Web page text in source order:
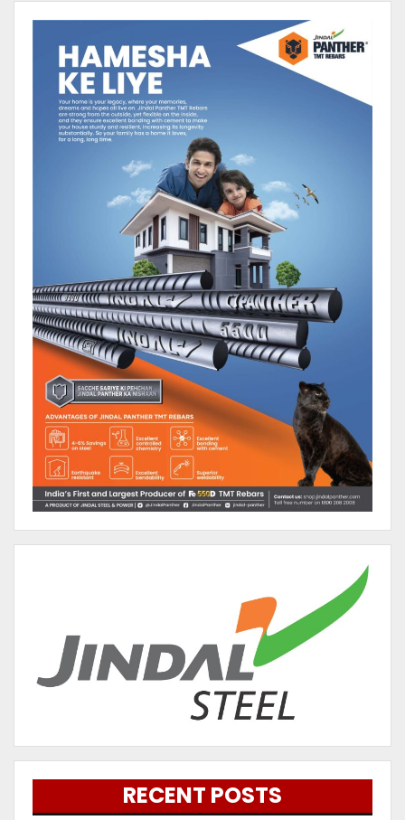
RECENT POSTS